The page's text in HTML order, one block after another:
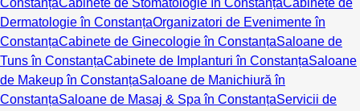
ConstanțaCabinete de Stomatologie în ConstanțaCabinete de
Dermatologie în ConstanțaOrganizatori de Evenimente în
ConstanțaCabinete de Ginecologie în ConstanțaSaloane de
Tuns în ConstanțaCabinete de Implanturi în ConstanțaSaloane
de Makeup în ConstanțaSaloane de Manichiură în
ConstanțaSaloane de Masaj & Spa în ConstanțaServicii de